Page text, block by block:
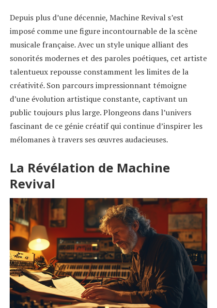
Depuis plus d’une décennie, Machine Revival s’est
imposé comme une figure incontournable de la scène
musicale française. Avec un style unique alliant des
sonorités modernes et des paroles poétiques, cet artiste
talentueux repousse constamment les limites de la
créativité. Son parcours impressionnant témoigne
d’une évolution artistique constante, captivant un
public toujours plus large. Plongeons dans l’univers
fascinant de ce génie créatif qui continue d’inspirer les
mélomanes à travers ses œuvres audacieuses.
La Révélation de Machine
Revival